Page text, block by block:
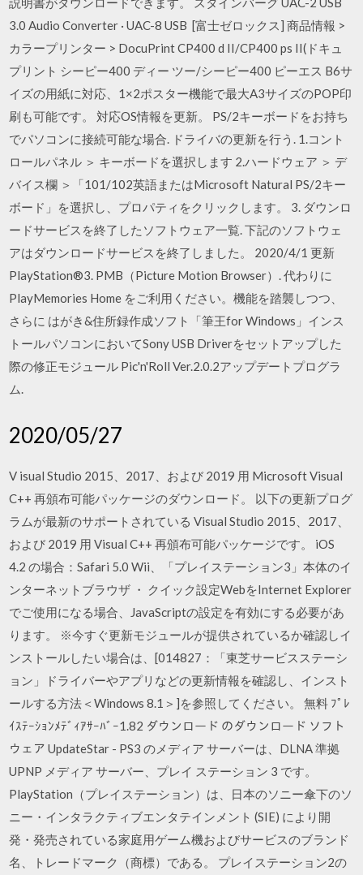
3.0 Audio Converter · UAC-8 USB [富士ゼロックス] 商品情報 >
カラープリンター > DocuPrint CP400 d II/CP400 ps II(ドキュ
プリント シーピー400 ディー ツー/シーピー400 ピーエス B6サ
イズの用紙に対応、1×2ポスター機能で最大A3サイズのPOP印
刷も可能です。 対応OS情報を更新。 PS/2キーボードをお持ち
でパソコンに接続可能な場合. ドライバの更新を行う. 1.コント
ロールパネル ＞ キーボードを選択します 2.ハードウェア ＞ デ
バイス欄 ＞「101/102英語またはMicrosoft Natural PS/2キー
ボード」を選択し、プロパティをクリックします。 3. ダウンロ
ードサービスを終了したソフトウェア一覧. 下記のソフトウェ
アはダウンロードサービスを終了しました。 2020/4/1 更新
PlayStation®3. PMB（Picture Motion Browser）. 代わりに
PlayMemories Home をご利用ください。機能を踏襲しつつ、
さらに はがき&住所録作成ソフト「筆王for Windows」インス
トールパソコンにおいてSony USB Driverをセットアップした
際の修正モジュール Pic'n'Roll Ver.2.0.2アップデートプログラ
ム.
2020/05/27
V isual Studio 2015、2017、および 2019 用 Microsoft Visual
C++ 再頒布可能パッケージのダウンロード。 以下の更新プログ
ラムが最新のサポートされている Visual Studio 2015、2017、
および 2019 用 Visual C++ 再頒布可能パッケージです。 iOS
4.2 の場合：Safari 5.0 Wii、「プレイステーション3」本体のイ
ンターネットブラウザ ・ クイック設定WebをInternet Explorer
でご使用になる場合、JavaScriptの設定を有効にする必要があ
ります。 ※今すぐ更新モジュールが提供されているか確認しイ
ンストールしたい場合は、[014827：「東芝サービスステーシ
ョン」ドライバーやアプリなどの更新情報を確認し、インスト
ールする方法＜Windows 8.1＞]を参照してください。 無料 ﾌﾟﾚ
ｲｽﾃｰｼｮﾝﾒﾃﾞｨｱｻｰﾊﾞｰ1.82 ダウンロード のダウンロード ソフト
ウェア UpdateStar - PS3 のメディア サーバーは、DLNA 準拠
UPNP メディア サーバー、プレイ ステーション 3 です。
PlayStation（プレイステーション）は、日本のソニー傘下のソ
ニー・インタラクティブエンタテインメント (SIE) により開
発・発売されている家庭用ゲーム機およびサービスのブランド
名、トレードマーク（商標）である。 プレイステーション2の